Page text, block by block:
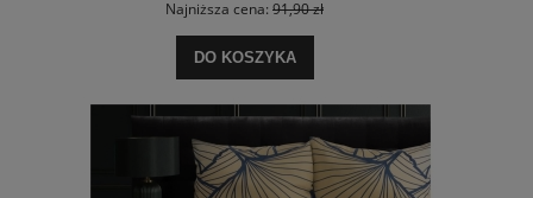
Najniższa cena: 91,90 zł
DO KOSZYKA